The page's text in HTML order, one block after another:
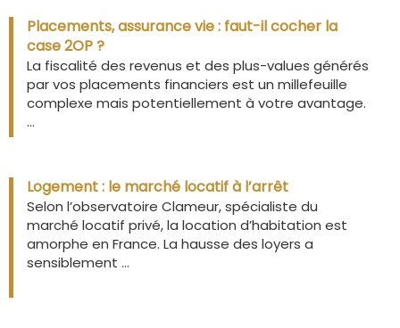
Placements, assurance vie : faut-il cocher la
case 2OP ?
La fiscalité des revenus et des plus-values générés
par vos placements financiers est un millefeuille
complexe mais potentiellement à votre avantage.
...
Logement : le marché locatif à l’arrêt
Selon l’observatoire Clameur, spécialiste du
marché locatif privé, la location d’habitation est
amorphe en France. La hausse des loyers a
sensiblement ...